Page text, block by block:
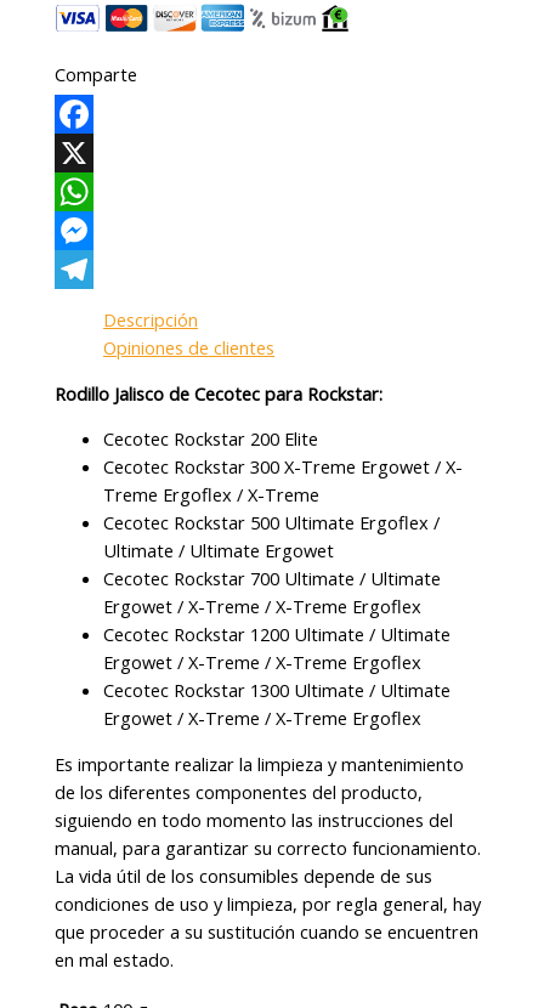
Comparte
Facebook
X
WhatsApp
Messenger
Descripción
Opiniones de clientes
Rodillo Jalisco de Cecotec para Rockstar:
Cecotec Rockstar 200 Elite
Cecotec Rockstar 300 X-Treme Ergowet / X-
Treme Ergoflex / X-Treme
Cecotec Rockstar 500 Ultimate Ergoflex /
Ultimate / Ultimate Ergowet
Cecotec Rockstar 700 Ultimate / Ultimate
Ergowet / X-Treme / X-Treme Ergoflex
Cecotec Rockstar 1200 Ultimate / Ultimate
Ergowet / X-Treme / X-Treme Ergoflex
Cecotec Rockstar 1300 Ultimate / Ultimate
Ergowet / X-Treme / X-Treme Ergoflex
Es importante realizar la limpieza y mantenimiento
de los diferentes componentes del producto,
siguiendo en todo momento las instrucciones del
manual, para garantizar su correcto funcionamiento.
La vida útil de los consumibles depende de sus
condiciones de uso y limpieza, por regla general, hay
que proceder a su sustitución cuando se encuentren
en mal estado.